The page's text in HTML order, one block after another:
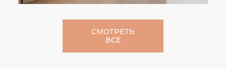
СМОТРЕТЬ
ВСЕ